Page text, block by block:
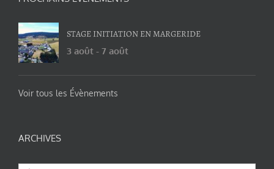
STAGE INITIATION EN MARGERIDE
3 août - 7 août
Voir tous les Évènements
ARCHIVES